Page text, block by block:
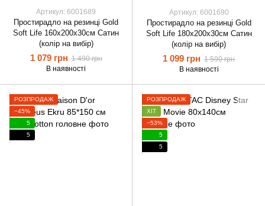
Артикул: 6001689
Простирадло на резинці Gold
Soft Life 160х200х30см Сатин
(колір на вибір)
1 079 грн 1 490 грн
В наявності
Артикул: 6001690
Простирадло на резинці Gold
Soft Life 180х200х30см Сатин
(колір на вибір)
1 099 грн 1 590 грн
В наявності
РОЗПРОДАЖ
−45%
5
5
РОЗПРОДАЖ
ХІТ
−53%
5
5